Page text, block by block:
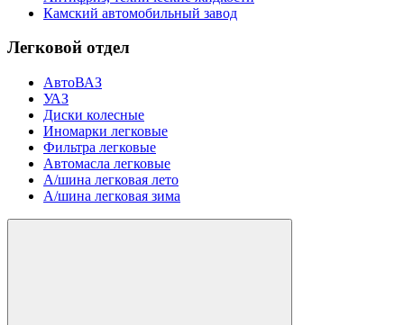
Камский автомобильный завод
Легковой отдел
АвтоВАЗ
УАЗ
Диски колесные
Иномарки легковые
Фильтра легковые
Автомасла легковые
А/шина легковая лето
А/шина легковая зима